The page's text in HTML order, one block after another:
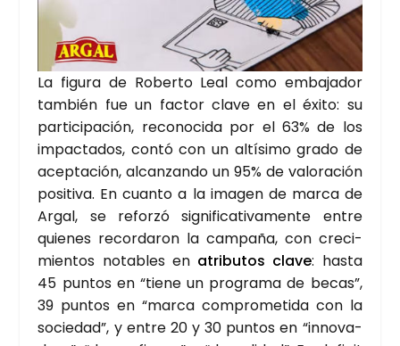
La figu­ra de Rober­to Leal como emba­ja­dor
tam­bién fue un fac­tor cla­ve en el éxi­to: su
par­ti­ci­pa­ción, reco­no­ci­da por el 63% de los
impac­ta­dos, con­tó con un altí­si­mo gra­do de
acep­ta­ción, alcan­zan­do un 95% de valo­ra­ción
posi­ti­va. En cuan­to a la ima­gen de mar­ca de
Argal, se refor­zó sig­ni­fi­ca­ti­va­men­te entre
quie­nes recor­da­ron la cam­pa­ña, con cre­ci­
mien­tos nota­bles enatri­bu­tos cla­ve: has­ta
45 pun­tos en “tie­ne un pro­gra­ma de becas”,
39 pun­tos en “mar­ca com­pro­me­ti­da con la
socie­dad”, y entre 20 y 30 pun­tos en “inno­va­